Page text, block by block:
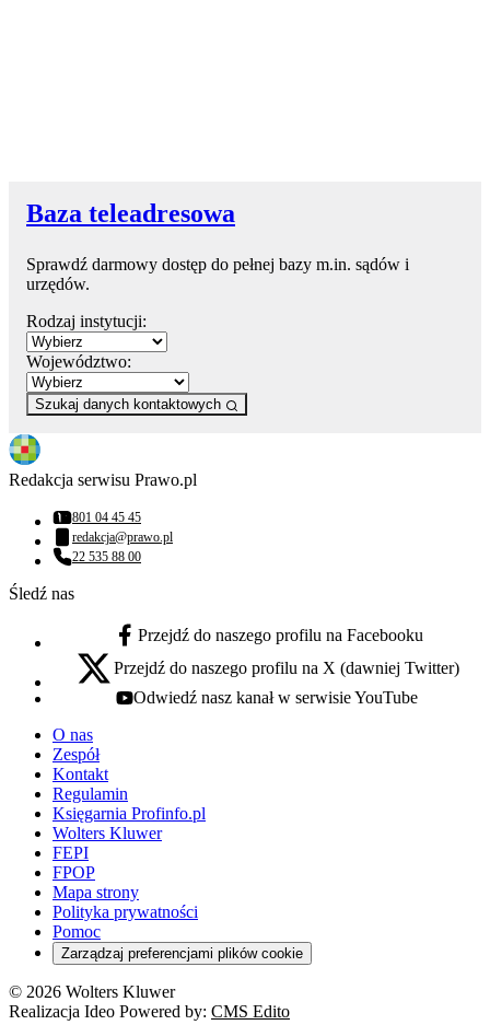
Baza teleadresowa
Sprawdź darmowy dostęp do pełnej bazy m.in. sądów i
urzędów.
Rodzaj instytucji:
Województwo:
Szukaj danych kontaktowych
Redakcja serwisu Prawo.pl
Numer telefonu:
801 04 45 45
Adres email:
redakcja@prawo.pl
Numer telefonu:
22 535 88 00
Śledź nas
facebook - otwiera się w nowej karcie
Przejdź do naszego profilu na Facebooku
x - otwiera się w nowej karcie
Przejdź do naszego profilu na X (dawniej Twitter)
youtube - otwiera się w nowej karcie
Odwiedź nasz kanał w serwisie YouTube
O nas
Zespół
Kontakt
Regulamin
Księgarnia Profinfo.pl
Wolters Kluwer
FEPI
FPOP
Mapa strony
Polityka prywatności
Pomoc
Zarządzaj preferencjami plików cookie
© 2026 Wolters Kluwer
Realizacja Ideo Powered by: CMS Edito